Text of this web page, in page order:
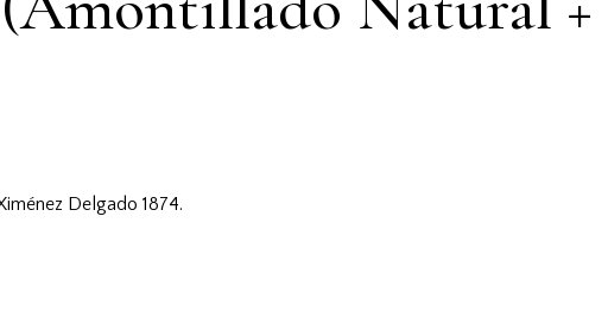
Delgado 1874.